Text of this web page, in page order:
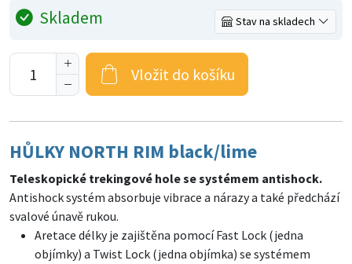
Skladem Stav na skladech
Vložit do košíku
HŮLKY NORTH RIM black/lime
Teleskopické trekingové hole se systémem antishock.
Antishock systém absorbuje vibrace a nárazy a také předchází
svalové únavě rukou.
Aretace délky je zajištěna pomocí Fast Lock (jedna
objímky) a Twist Lock (jedna objímka) se systémem